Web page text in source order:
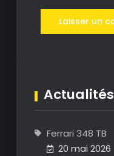
Actualités
Ferrari 348 TB
20 mai 2026